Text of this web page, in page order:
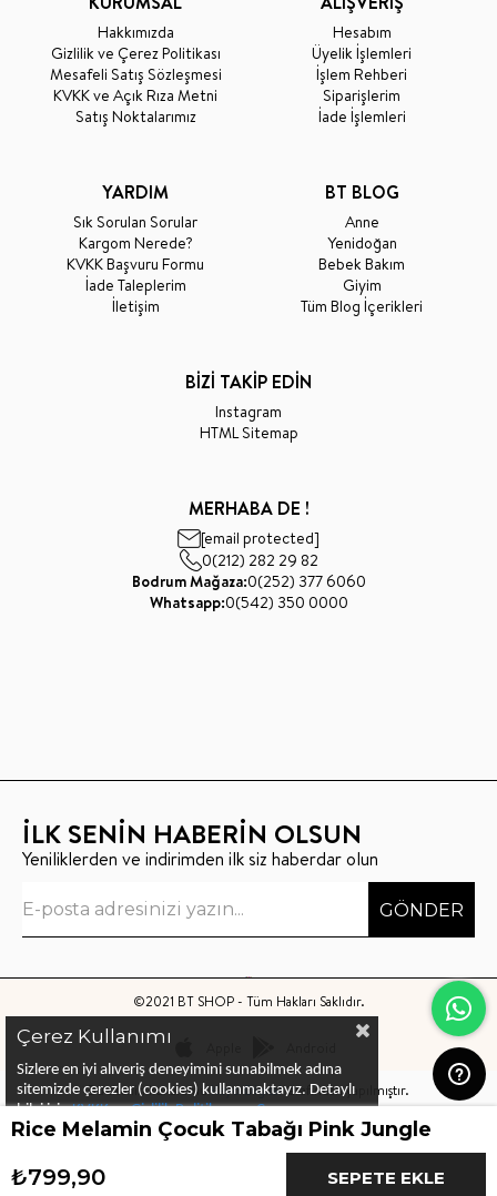
Hakkımızda
Gizlilik ve Çerez Politikası
Mesafeli Satış Sözleşmesi
KVKK ve Açık Rıza Metni
Satış Noktalarımız
Hesabım
Üyelik İşlemleri
İşlem Rehberi
Siparişlerim
İade İşlemleri
YARDIM
Sık Sorulan Sorular
Kargom Nerede?
KVKK Başvuru Formu
İade Taleplerim
İletişim
BT BLOG
Anne
Yenidoğan
Bebek Bakım
Giyim
Tüm Blog İçerikleri
BİZİ TAKİP EDİN
Instagram
HTML Sitemap
MERHABA DE !
[email protected]
0(212) 282 29 82
Bodrum Mağaza:0(252) 377 6060
Whatsapp:0(542) 350 0000
İLK SENİN HABERİN OLSUN
Yeniliklerden ve indirimden ilk siz haberdar olun
GÖNDER
©2021 BT SHOP - Tüm Hakları Saklıdır.
Bu sitenin kurulumuKeyo Digitaltarafından yapılmıştır.
Çerez Kullanımı
Sizlere en iyi alıveriş deneyimini sunabilmek adına
sitemizde çerezler (cookies) kullanmaktayız. Detaylı
bilgi için KVKK ve Gizlilik Politikası veÇerez
Politika larını inceleyebilirsiniz
Rice Melamin Çocuk Tabağı Pink Jungle
₺799,90